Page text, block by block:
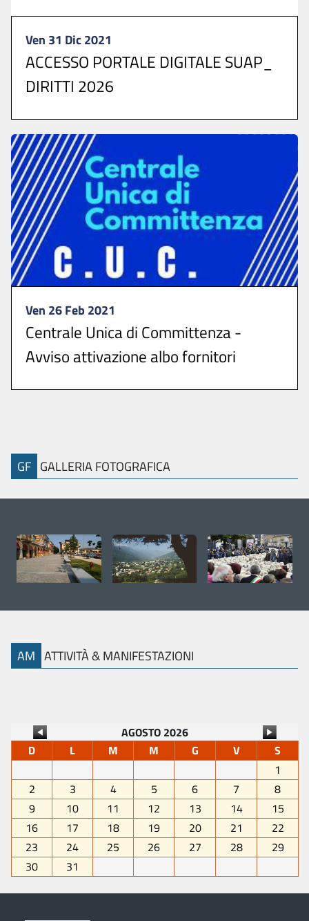
Ven 31 Dic 2021
ACCESSO PORTALE DIGITALE SUAP_
DIRITTI 2026
SPORTELLO UNICO DIGITALE ...
Ven 26 Feb 2021
Centrale Unica di Committenza -
Avviso attivazione albo fornitori
GF GALLERIA FOTOGRAFICA
AM ATTIVITÀ & MANIFESTAZIONI
AGOSTO 2026
D
L M M G V
S
1
2
3 4 5 6 7
8
9
10 11 12 13 14
15
16
17 18 19 20 21
22
23
24 25 26 27 28
29
30
31